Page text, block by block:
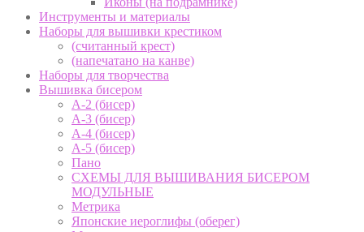
Инструменты и материалы
Наборы для вышивки крестиком
(считанный крест)
(напечатано на канве)
Наборы для творчества
Вышивка бисером
А-2 (бисер)
А-3 (бисер)
А-4 (бисер)
А-5 (бисер)
Пано
СХЕМЫ ДЛЯ ВЫШИВАНИЯ БИСЕРОМ
МОДУЛЬНЫЕ
Метрика
Японские иероглифы (оберег)